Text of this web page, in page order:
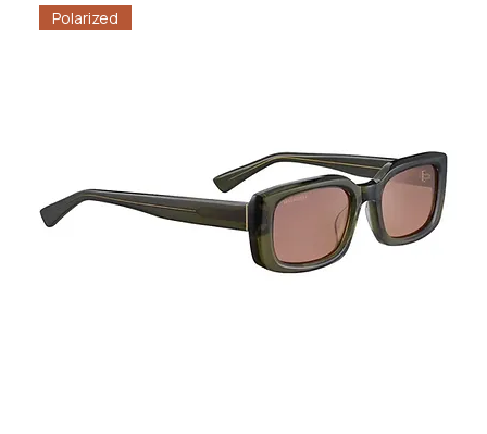
Polarized